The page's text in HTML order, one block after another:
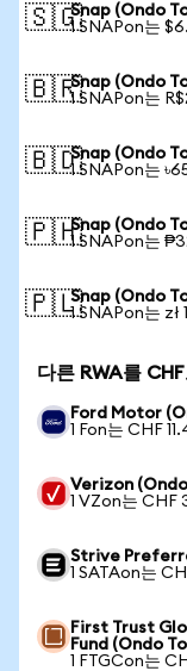
🇸🇬Snap (Ondo
1 SNAPon는
🇧🇷Snap (Ondo
1 SNAPon는
🇧🇩Snap (Ondo
1 SNAPon는
🇵🇭Snap (Ondo
1 SNAPon는
🇵🇱Snap (Ondo
1 SNAPon는 zł
다른 RWA를
Ford Motor
1 Fon는 CHF
Verizon
1 VZon는 CHF
Strive
1 SATAon는
First Trust
Fund (Ondo
1 FTGCon는